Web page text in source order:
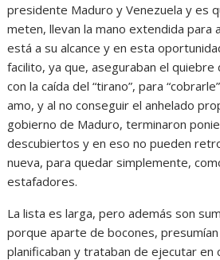
presidente Maduro y Venezuela y es
meten, llevan la mano extendida para
está a su alcance y en esta
facilito, ya que, aseguraban el
con la caída del “tirano”, para
amo, y al no conseguir el anhelado
gobierno de Maduro, terminaron
descubiertos y en eso no pueden
nueva, para quedar simplemente,
estafadores.
La lista es larga, pero además son
porque aparte de bocones,
planificaban y trataban de ejecutar en